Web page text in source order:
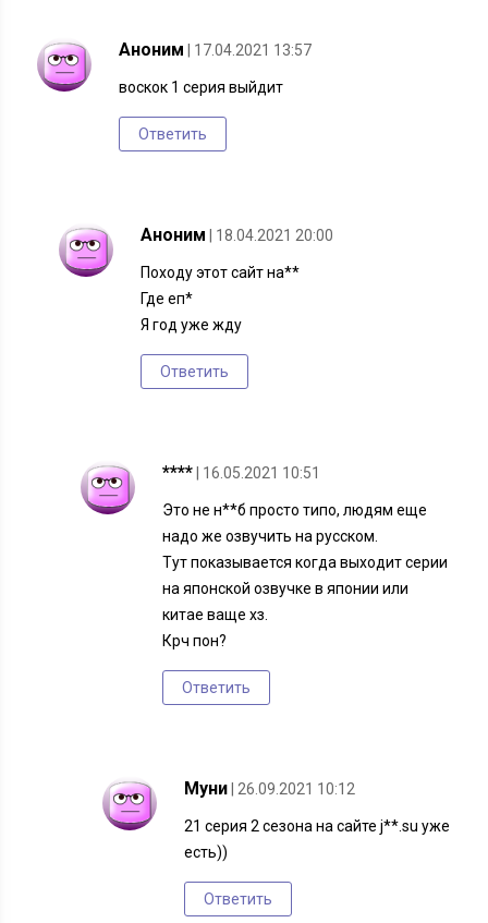
Аноним | 17.04.2021 13:57
воскок 1 серия выйдит
Ответить
Аноним | 18.04.2021 20:00
Походу этот сайт на**
Где еп*
Я год уже жду
Ответить
**** | 16.05.2021 10:51
Это не н**б просто типо, людям еще
надо же озвучить на русском.
Тут показывается когда выходит серии
на японской озвучке в японии или
китае ваще хз.
Крч пон?
Ответить
Муни | 26.09.2021 10:12
21 серия 2 сезона на сайте j**.su уже
есть))
Ответить